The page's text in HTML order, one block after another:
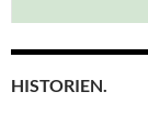
HISTORIEN.